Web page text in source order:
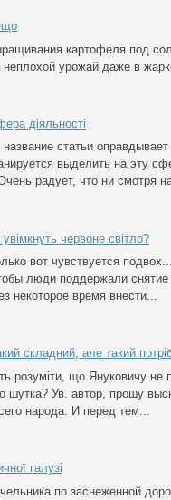
картофеля под
урожай даже в
діяльності
статьи
выделить на эту
радует, что ни смотря
червоне світло?
вот чувствуется
люди поддержали
некоторое время внести...
складний, але такий
розуміти, що Януковичу не
шутка? Ув. автор, прошу
народа. И перед тем...
галузі
по заснеженной